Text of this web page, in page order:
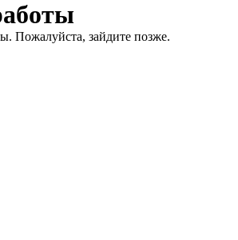
Пожалуйста, зайдите позже.